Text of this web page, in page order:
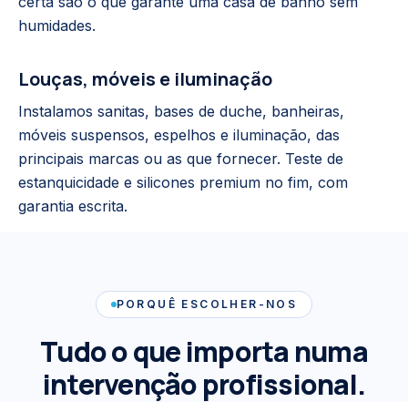
humidades.
Louças, móveis e iluminação
Instalamos sanitas, bases de duche, banheiras,
móveis suspensos, espelhos e iluminação, das
principais marcas ou as que fornecer. Teste de
estanquicidade e silicones premium no fim, com
garantia escrita.
PORQUÊ ESCOLHER-NOS
Tudo o que importa numa
intervenção profissional.